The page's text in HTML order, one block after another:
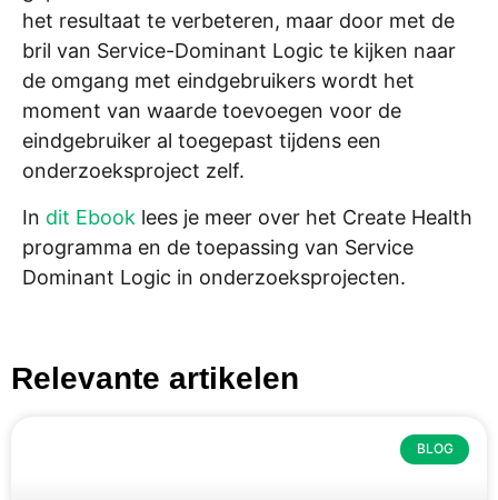
het resultaat te verbeteren, maar door met de
bril van Service-Dominant Logic te kijken naar
de omgang met eindgebruikers wordt het
moment van waarde toevoegen voor de
eindgebruiker al toegepast tijdens een
onderzoeksproject zelf.
In dit Ebook lees je meer over het Create Health
programma en de toepassing van Service
Dominant Logic in onderzoeksprojecten.
Relevante artikelen
BLOG